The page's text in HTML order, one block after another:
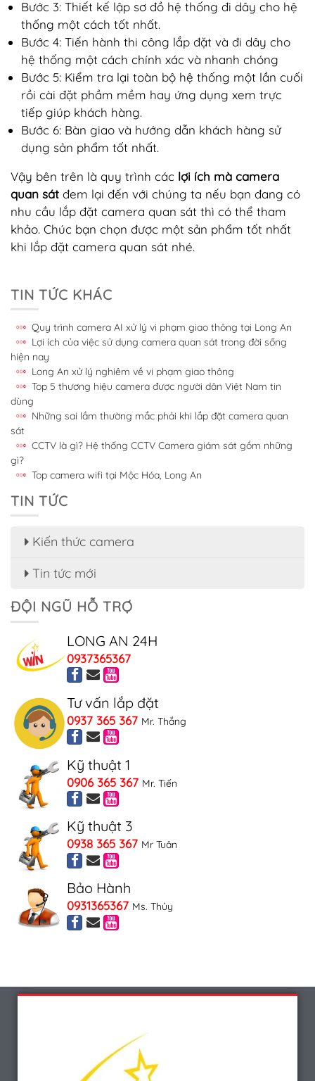
Bước 3: Thiết kế lập sơ đồ hệ thống đi dây cho hệ
thống một cách tốt nhất.
Bước 4: Tiến hành thi công lắp đặt và đi dây cho
hệ thống một cách chính xác và nhanh chóng
Bước 5: Kiểm tra lại toàn bộ hệ thống một lần cuối
rồi cài đặt phầm mềm hay ứng dụng xem trực
tiếp giúp khách hàng.
Bước 6: Bàn giao và hướng dẫn khách hàng sử
dụng sản phẩm tốt nhất.
Vậy bên trên là quy trình các lợi ích mà camera
quan sát đem lại đến với chúng ta nếu bạn đang có
nhu cầu lắp đặt camera quan sát thì có thể tham
khảo. Chúc bạn chọn được một sản phẩm tốt nhất
khi lắp đặt camera quan sát nhé.
TIN TỨC KHÁC
Quy trình camera AI xử lý vi phạm giao thông tại Long An
Lợi ích của việc sử dụng camera quan sát trong đời sống
hiện nay
Long An xử lý nghiêm về vi phạm giao thông
Top 5 thương hiệu camera được người dân Việt Nam tin
dùng
Những sai lầm thường mắc phải khi lắp đặt camera quan
sát
CCTV là gì? Hệ thống CCTV Camera giám sát gồm những
gì?
Top camera wifi tại Mộc Hóa, Long An
TIN TỨC
Kiến thức camera
Tin tức mới
ĐỘI NGŨ HỖ TRỢ
LONG AN 24H
0937365367
Tư vấn lắp đặt
0937 365 367 Mr. Thắng
Kỹ thuật 1
0906 365 367 Mr. Tiến
Kỹ thuật 3
0938 365 367 Mr Tuân
Bảo Hành
0931365367 Ms. Thủy